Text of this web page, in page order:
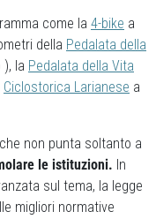
come la 4-bike a
della Pedalata della
), la Pedalata della Vita
Ciclostorica Larianese a
non punta soltanto a
le istituzioni. In
sul tema, la legge
migliori normative